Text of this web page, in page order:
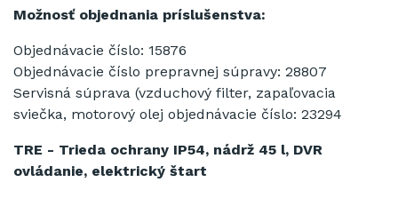
Možnosť objednania príslušenstva:
Objednávacie číslo: 15876
Objednávacie číslo prepravnej súpravy: 28807
Servisná súprava (vzduchový filter, zapaľovacia
sviečka, motorový olej objednávacie číslo: 23294
TRE - Trieda ochrany IP54, nádrž 45 l, DVR
ovládanie, elektrický štart